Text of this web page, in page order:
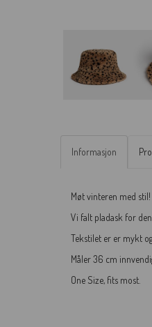
Informasjon
Møt vinteren med stil!
Vi falt pladask for
Tekstilet er er mykt
Måler 36 cm
One Size, fits most.